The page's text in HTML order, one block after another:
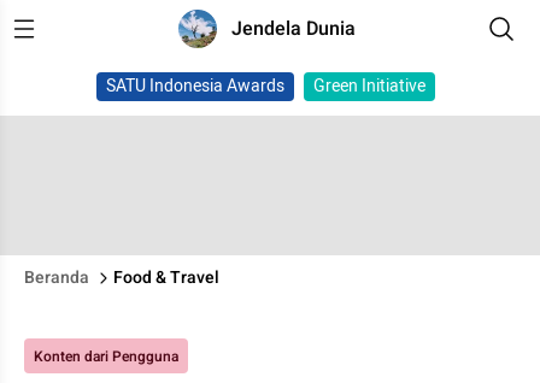
Jendela Dunia
SATU Indonesia Awards Green Initiative
Beranda Food & Travel
Konten dari Pengguna